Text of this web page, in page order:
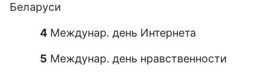
Беларуси
4 Междунар. день Интернета
5 Междунар. день нравственности